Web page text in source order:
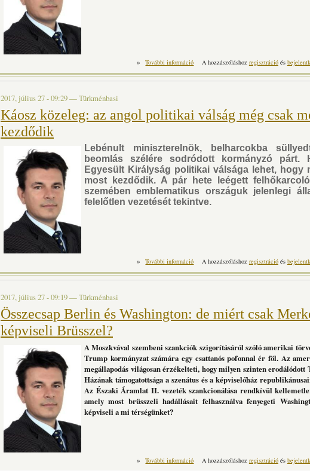
» További információ
Forradalmasítják a hadviselést: bevetik a
A hozzászóláshoz regisztrációés
2017, július 27 - 09:29—Türkménbasi
Káosz közeleg: az angol politikai válság még csak
kezdődik
Lebénult miniszterelnök, belharcokba
beomlás szélére sodródott kormányzó párt.
Egyesült Királyság politikai válsága lehet, hogy
most kezdődik. A pár hete leégett
szemében emblematikus országuk jelenlegi
felelőtlen vezetését tekintve.
» További információ
Káosz közeleg: az angol politikai válság
A hozzászóláshoz regisztrációés
2017, július 27 - 09:19—Türkménbasi
Összecsap Berlin és Washington: de miért csak
képviseli Brüsszel?
A Moszkvával szembeni szankciók szigorításáról szóló amerikai
Trump kormányzat számára egy csattanós pofonnal ér föl. Az
megállapodás világosan érzékelteti, hogy milyen szinten erodálódott
Házának támogatottsága a szenátus és a képviselőház
Az Északi Áramlat II. vezeték szankcionálása rendkívül
amely most brüsszeli hadállásait felhasználva fenyegeti
képviseli a mi térségünket?
» További információ
Összecsap Berlin és Washington: de
A hozzászóláshoz regisztrációés